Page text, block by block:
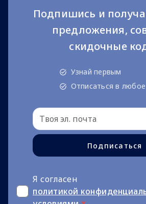
Подпишись и
предложения,
скидочные
Узнай первым
Отписаться в
Подписаться
Я согласен
политикой